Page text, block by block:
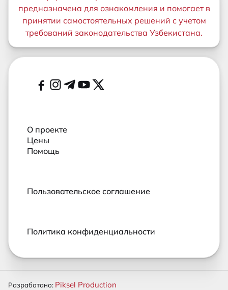
предназначена для ознакомления и помогает в
принятии самостоятельных решений с учетом
требований законодательства Узбекистана.
Дополнительные ссылки
Социальные сети
О проекте
Цены
Помощь
Пользовательское соглашение
Политика конфиденциальности
Разработано: Piksel Production